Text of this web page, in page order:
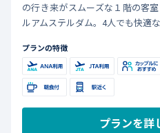
の行き来がスムーズな１階の客
ルアムステルダム。4人でも快適
プランの特徴
プランを詳